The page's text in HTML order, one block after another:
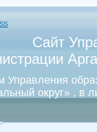
Сайт
Управления
округ» , в